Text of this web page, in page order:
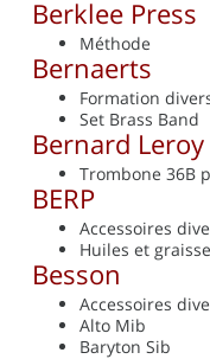
Berklee Press
Méthode
Bernaerts
Formation
Set Brass Band
Bernard Leroy
Trombone 36B
BERP
Accessoires
Huiles et
Besson
Accessoires
Alto Mib
Baryton Sib